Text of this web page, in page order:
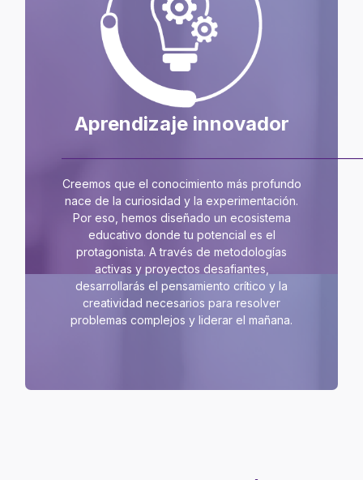
Aprendizaje innovador
Creemos que el conocimiento más profundo
nace de la curiosidad y la experimentación.
Por eso, hemos diseñado un ecosistema
educativo donde tu potencial es el
protagonista. A través de metodologías
activas y proyectos desafiantes,
desarrollarás el pensamiento crítico y la
creatividad necesarios para resolver
problemas complejos y liderar el mañana.